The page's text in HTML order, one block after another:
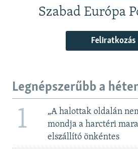
Szabad Európa
Feliratkozás
Legnépszerűbb a
1
„A halottak oldalán
mondja a harctéri
elszállító önkéntes